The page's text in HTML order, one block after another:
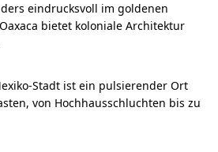
eindrucksvoll im goldenen
bietet koloniale Architektur
Stadt ist ein pulsierender Ort
von Hochhausschluchten bis zu